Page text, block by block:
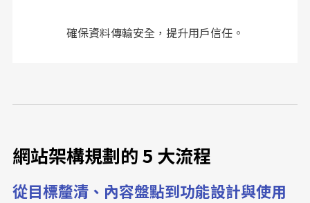
確保資料傳輸安全，提升用戶信任。
網站架構規劃的 5 大流程
從目標釐清、內容盤點到功能設計與使用